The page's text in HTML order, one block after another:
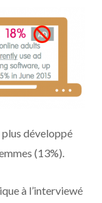
plus développé
(13%).
à l’interviewé